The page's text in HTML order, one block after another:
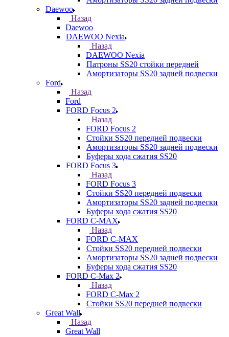
Daewoo
Назад
Daewoo
DAEWOO Nexia
Назад
DAEWOO Nexia
Патроны SS20 стойки передней
Амортизаторы SS20 задней подвески
Ford
Назад
Ford
FORD Focus 2
Назад
FORD Focus 2
Стойки SS20 передней подвески
Амортизаторы SS20 задней подвески
Буферы хода сжатия SS20
FORD Focus 3
Назад
FORD Focus 3
Стойки SS20 передней подвески
Амортизаторы SS20 задней подвески
Буферы хода сжатия SS20
FORD С-MAX
Назад
FORD С-MAX
Стойки SS20 передней подвески
Амортизаторы SS20 задней подвески
Буферы хода сжатия SS20
FORD C-Max 2
Назад
FORD C-Max 2
Стойки SS20 передней подвески
Great Wall
Назад
Great Wall